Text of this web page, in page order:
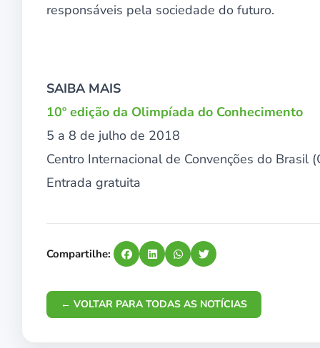
responsáveis pela sociedade do futuro.
SAIBA MAIS
10º edição da Olimpíada do Conhecimento
5 a 8 de julho de 2018
Centro Internacional de Convenções do Brasil
Entrada gratuita
Compartilhe:
← VOLTAR PARA TODAS AS NOTÍCIAS